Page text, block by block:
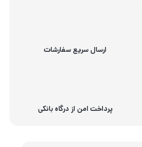
ارسال سریع سفارشات
پرداخت امن از درگاه بانکی